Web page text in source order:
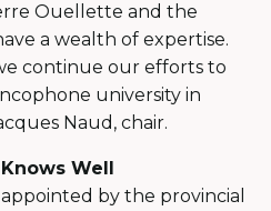
Ouellette and the
a wealth of expertise.
continue our efforts to
university in
Naud, chair.
Well
by the provincial